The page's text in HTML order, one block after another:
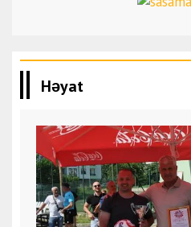
Həyat